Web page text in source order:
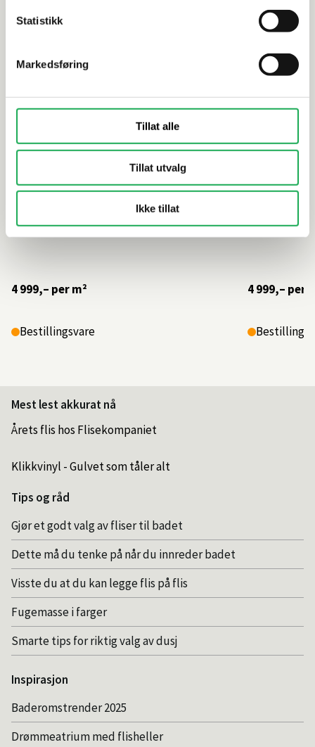
Statistikk
Markedsføring
Tillat alle
Tillat utvalg
Ikke tillat
Mosaikkflis
4 999,– per m²
Bestillingsvare
Enamel
4 999,– per
Mest lest akkurat nå
Årets flis hos Flisekompaniet
Klikkvinyl - Gulvet som tåler alt
Tips og råd
Gjør et godt valg av fliser til badet
Dette må du tenke på når du innreder badet
Visste du at du kan legge flis på flis
Fugemasse i farger
Smarte tips for riktig valg av dusj
Inspirasjon
Baderomstrender 2025
Drømmeatrium med flisheller